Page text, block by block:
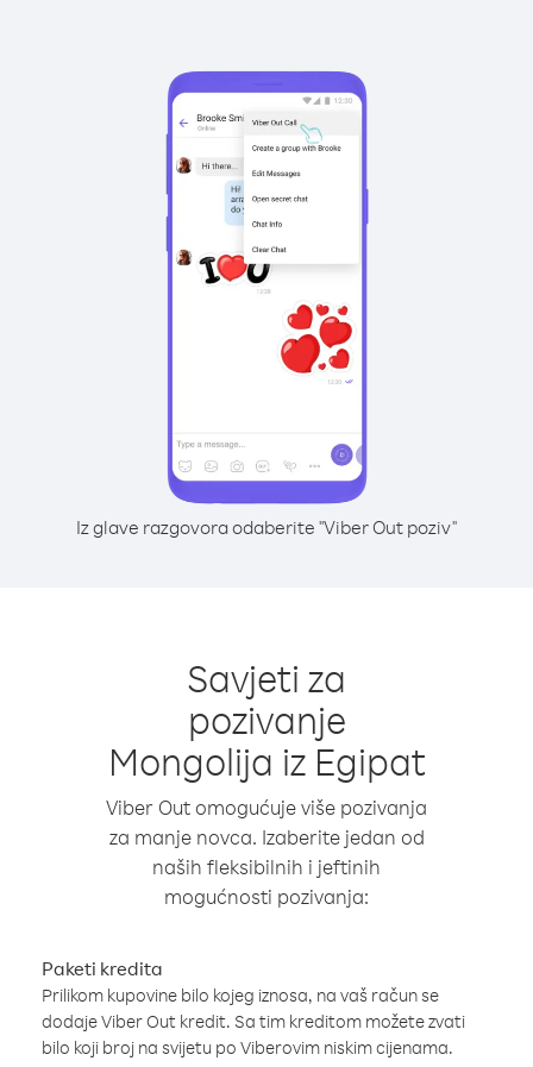
Iz glave razgovora odaberite "Viber Out poziv"
Savjeti za
pozivanje
Mongolija iz Egipat
Viber Out omogućuje više pozivanja
za manje novca. Izaberite jedan od
naših fleksibilnih i jeftinih
mogućnosti pozivanja:
Paketi kredita
Prilikom kupovine bilo kojeg iznosa, na vaš račun se
dodaje Viber Out kredit. Sa tim kreditom možete zvati
bilo koji broj na svijetu po Viberovim niskim cijenama.